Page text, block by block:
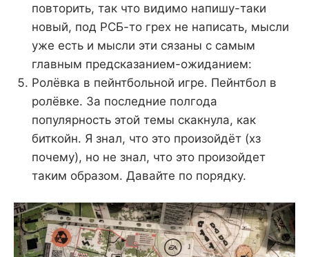
повторить, так что видимо напишу-таки
новый, под РСБ-то грех не написать, мысли
уже есть и мысли эти сязаны с самым
главным предсказанием-ожиданием:
Ролёвка в пейнтбольной игре. Пейнтбол в
ролёвке. За последние полгода
популярность этой темы скакнула, как
биткойн. Я знал, что это произойдёт (хз
почему), но не знал, что это произойдет
таким образом. Давайте по порядку.